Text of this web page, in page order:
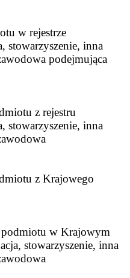
w rejestrze
stowarzyszenie, inna
podejmująca
z rejestru
stowarzyszenie, inna
z Krajowego
podmiotu w Krajowym
stowarzyszenie, inna